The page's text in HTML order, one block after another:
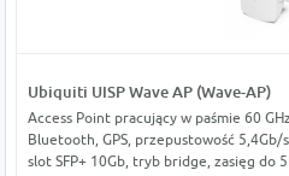
Ubiquiti UISP Wave AP (Wave-AP)
Access Point pracujący w paśmie 60
Bluetooth, GPS, przepustowość
slot SFP+ 10Gb, tryb bridge, zasięg do